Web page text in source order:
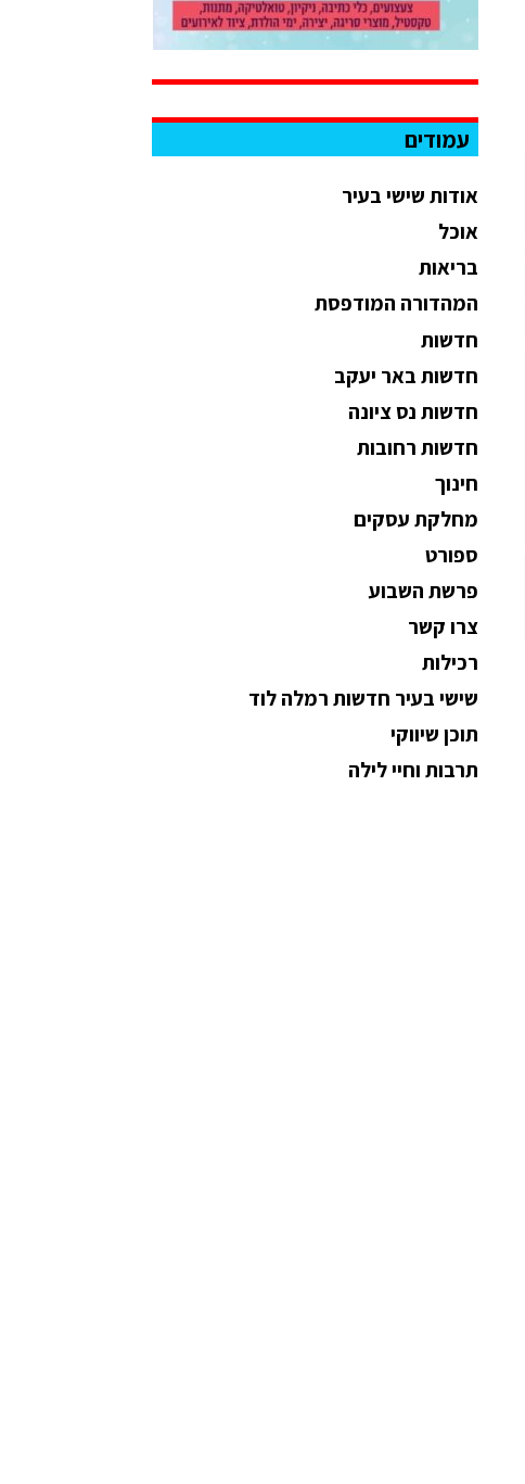
עמודים
אודות שישי בעיר
אוכל
בריאות
המהדורה המודפסת
חדשות
חדשות באר יעקב
חדשות נס ציונה
חדשות רחובות
חינוך
מחלקת עסקים
ספורט
פרשת השבוע
צרו קשר
רכילות
שישי בעיר חדשות רמלה לוד
תוכן שיווקי
תרבות וחיי לילה